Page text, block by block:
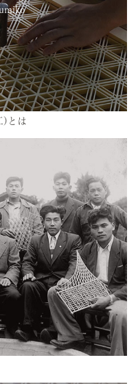
)とは